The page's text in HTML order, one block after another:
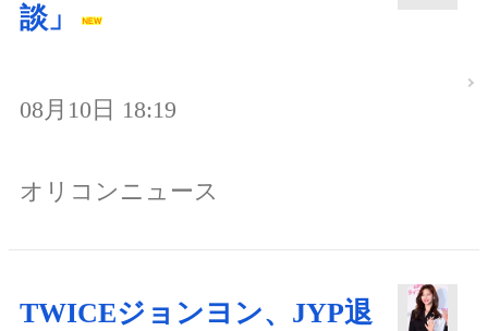
談」
08月10日 18:19
オリコンニュース
TWICEジョンヨン、JYP退